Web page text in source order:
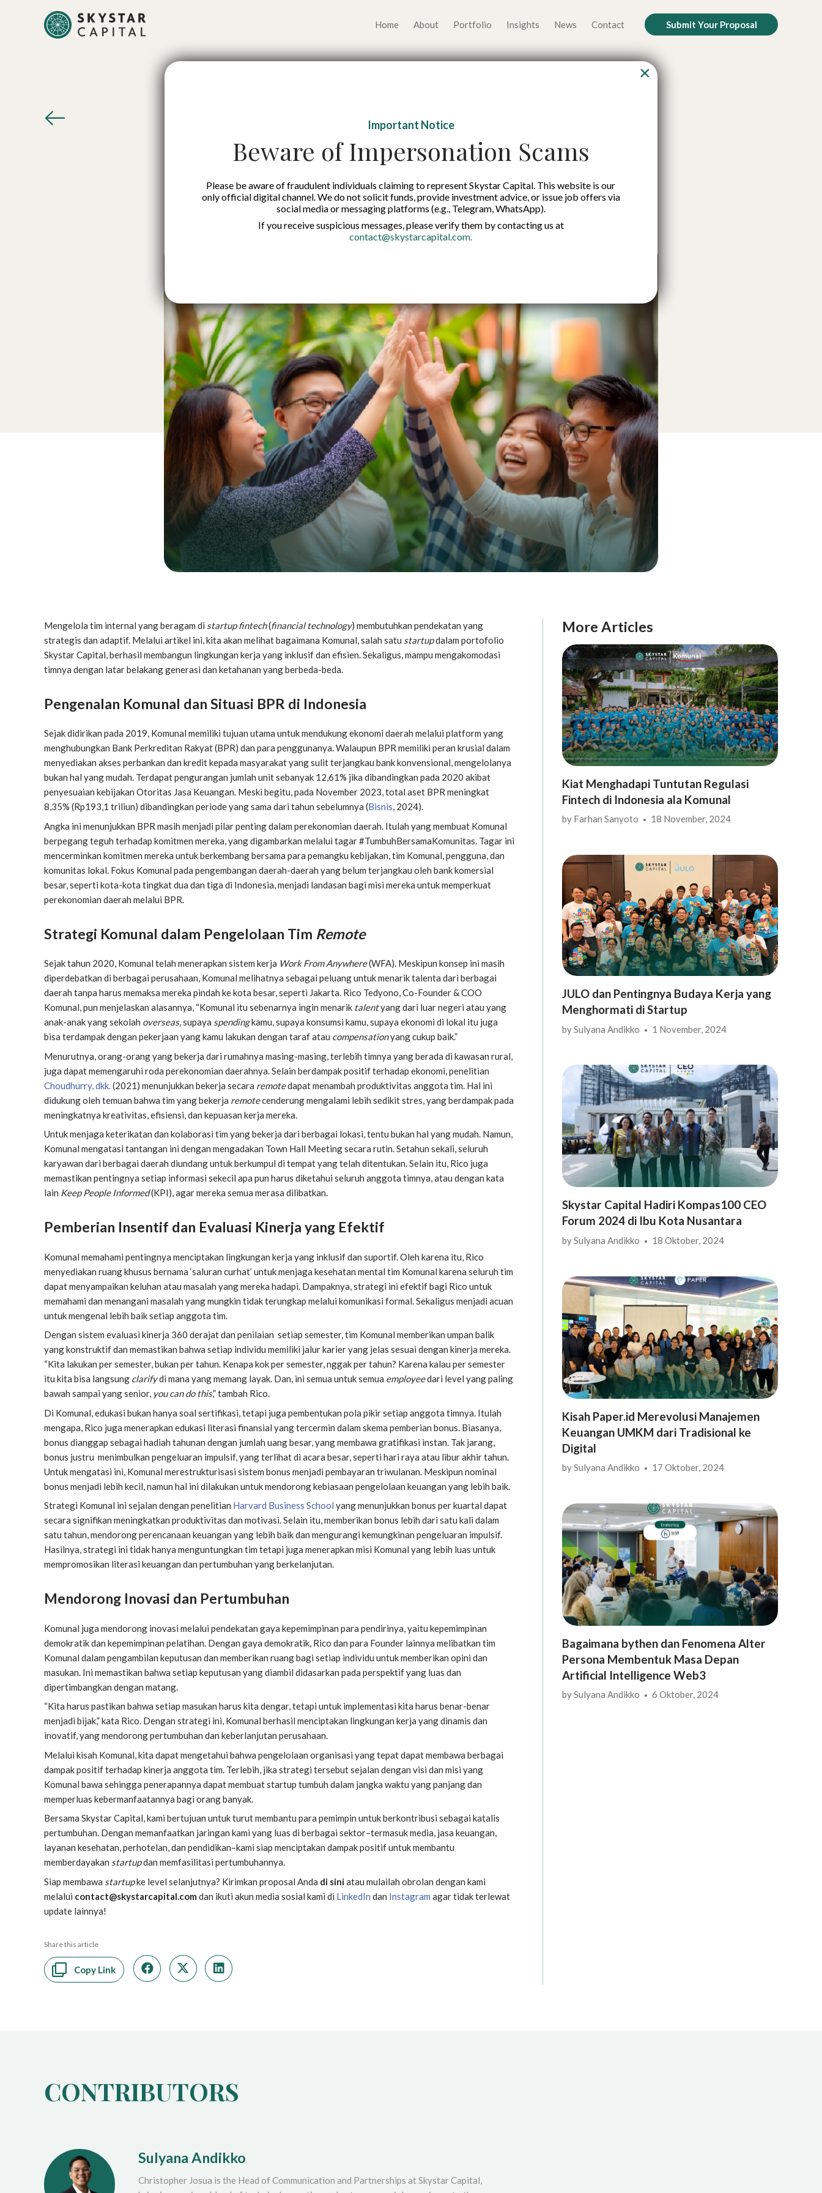
Home About Portfolio Insights News Contact Submit Your Proposal
Pelajari Pengelolaan Tim yang Efektif
ala Komunal untuk Tumbuh Bersama
Published on: 29 Jul 2024
Indonesian
Mengelola tim internal yang beragam di startup fintech(financial technology) membutuhkan pendekatan yang
strategis dan adaptif. Melalui artikel ini, kita akan melihat bagaimana Komunal, salah satu startupdalam portofolio
Skystar Capital, berhasil membangun lingkungan kerja yang inklusif dan efisien. Sekaligus, mampu mengakomodasi
timnya dengan latar belakang generasi dan ketahanan yang berbeda-beda.
Pengenalan Komunal dan Situasi BPR di Indonesia
Sejak didirikan pada 2019, Komunal memiliki tujuan utama untuk mendukung ekonomi daerah melalui platform yang
menghubungkan Bank Perkreditan Rakyat (BPR) dan para penggunanya. Walaupun BPR memiliki peran krusial dalam
menyediakan akses perbankan dan kredit kepada masyarakat yang sulit terjangkau bank konvensional, mengelolanya
bukan hal yang mudah. Terdapat pengurangan jumlah unit sebanyak 12,61% jika dibandingkan pada 2020 akibat
penyesuaian kebijakan Otoritas Jasa Keuangan. Meski begitu, pada November 2023, total aset BPR meningkat
8,35% (Rp193,1 triliun) dibandingkan periode yang sama dari tahun sebelumnya (Bisnis, 2024).
Angka ini menunjukkan BPR masih menjadi pilar penting dalam perekonomian daerah. Itulah yang membuat Komunal
berpegang teguh terhadap komitmen mereka, yang digambarkan melalui tagar #TumbuhBersamaKomunitas. Tagar ini
mencerminkan komitmen mereka untuk berkembang bersama para pemangku kebijakan, tim Komunal, pengguna, dan
komunitas lokal. Fokus Komunal pada pengembangan daerah-daerah yang belum terjangkau oleh bank komersial
besar, seperti kota-kota tingkat dua dan tiga di Indonesia, menjadi landasan bagi misi mereka untuk memperkuat
perekonomian daerah melalui BPR.
Strategi Komunal dalam Pengelolaan Tim Remote
Sejak tahun 2020, Komunal telah menerapkan sistem kerja Work From Anywhere(WFA). Meskipun konsep ini masih
diperdebatkan di berbagai perusahaan, Komunal melihatnya sebagai peluang untuk menarik talenta dari berbagai
daerah tanpa harus memaksa mereka pindah ke kota besar, seperti Jakarta. Rico Tedyono, Co-Founder & COO
Komunal, pun menjelaskan alasannya, “Komunal itu sebenarnya ingin menarik talentyang dari luar negeri atau yang
anak-anak yang sekolah overseas, supaya spendingkamu, supaya konsumsi kamu, supaya ekonomi di lokal itu juga
bisa terdampak dengan pekerjaan yang kamu lakukan dengan taraf atau compensationyang cukup baik.”​
Menurutnya, orang-orang yang bekerja dari rumahnya masing-masing, terlebih timnya yang berada di kawasan rural,
juga dapat memengaruhi roda perekonomian daerahnya. Selain berdampak positif terhadap ekonomi, penelitian
Choudhurry, dkk.(2021) menunjukkan bekerja secara remotedapat menambah produktivitas anggota tim. Hal ini
didukung oleh temuan bahwa tim yang bekerja remotecenderung mengalami lebih sedikit stres, yang berdampak pada
meningkatnya kreativitas, efisiensi, dan kepuasan kerja mereka.
Untuk menjaga keterikatan dan kolaborasi tim yang bekerja dari berbagai lokasi, tentu bukan hal yang mudah. Namun,
Komunal mengatasi tantangan ini dengan mengadakan Town Hall Meeting secara rutin. Setahun sekali, seluruh
karyawan dari berbagai daerah diundang untuk berkumpul di tempat yang telah ditentukan. Selain itu, Rico juga
memastikan pentingnya setiap informasi sekecil apa pun harus diketahui seluruh anggota timnya, atau dengan kata
lain Keep People Informed(KPI), agar mereka semua merasa dilibatkan.
Pemberian Insentif dan Evaluasi Kinerja yang Efektif
Komunal memahami pentingnya menciptakan lingkungan kerja yang inklusif dan suportif. Oleh karena itu, Rico
menyediakan ruang khusus bernama ‘saluran curhat’ untuk menjaga kesehatan mental tim Komunal karena seluruh tim
dapat menyampaikan keluhan atau masalah yang mereka hadapi. Dampaknya, strategi ini efektif bagi Rico untuk
memahami dan menangani masalah yang mungkin tidak terungkap melalui komunikasi formal. Sekaligus menjadi acuan
untuk mengenal lebih baik setiap anggota tim.
Dengan sistem evaluasi kinerja 360 derajat dan penilaian setiap semester, tim Komunal memberikan umpan balik
yang konstruktif dan memastikan bahwa setiap individu memiliki jalur karier yang jelas sesuai dengan kinerja mereka.
“Kita lakukan per semester, bukan per tahun. Kenapa kok per semester, nggak per tahun? Karena kalau per semester
itu kita bisa langsung clarifydi mana yang memang layak. Dan, ini semua untuk semua employeedari level yang paling
bawah sampai yang senior, you can do this,” tambah Rico.
Di Komunal, edukasi bukan hanya soal sertifikasi, tetapi juga pembentukan pola pikir setiap anggota timnya. Itulah
mengapa, Rico juga menerapkan edukasi literasi finansial yang tercermin dalam skema pemberian bonus. Biasanya,
bonus dianggap sebagai hadiah tahunan dengan jumlah uang besar, yang membawa gratifikasi instan. Tak jarang,
bonus justru menimbulkan pengeluaran impulsif, yang terlihat di acara besar, seperti hari raya atau libur akhir tahun.
Untuk mengatasi ini, Komunal merestrukturisasi sistem bonus menjadi pembayaran triwulanan. Meskipun nominal
bonus menjadi lebih kecil, namun hal ini dilakukan untuk mendorong kebiasaan pengelolaan keuangan yang lebih baik.
Strategi Komunal ini sejalan dengan penelitian Harvard Business School yang menunjukkan bonus per kuartal dapat
secara signifikan meningkatkan produktivitas dan motivasi. Selain itu, memberikan bonus lebih dari satu kali dalam
satu tahun, mendorong perencanaan keuangan yang lebih baik dan mengurangi kemungkinan pengeluaran impulsif.
Hasilnya, strategi ini tidak hanya menguntungkan tim tetapi juga menerapkan misi Komunal yang lebih luas untuk
mempromosikan literasi keuangan dan pertumbuhan yang berkelanjutan.
Mendorong Inovasi dan Pertumbuhan
Komunal juga mendorong inovasi melalui pendekatan gaya kepemimpinan para pendirinya, yaitu kepemimpinan
demokratik dan kepemimpinan pelatihan. Dengan gaya demokratik, Rico dan para Founder lainnya melibatkan tim
Komunal dalam pengambilan keputusan dan memberikan ruang bagi setiap individu untuk memberikan opini dan
masukan. Ini memastikan bahwa setiap keputusan yang diambil didasarkan pada perspektif yang luas dan
dipertimbangkan dengan matang.
“Kita harus pastikan bahwa setiap masukan harus kita dengar, tetapi untuk implementasi kita harus benar-benar
menjadi bijak,” kata Rico​​. Dengan strategi ini, Komunal berhasil menciptakan lingkungan kerja yang dinamis dan
inovatif, yang mendorong pertumbuhan dan keberlanjutan perusahaan.
Melalui kisah Komunal, kita dapat mengetahui bahwa pengelolaan organisasi yang tepat dapat membawa berbagai
dampak positif terhadap kinerja anggota tim. Terlebih, jika strategi tersebut sejalan dengan visi dan misi yang
Komunal bawa sehingga penerapannya dapat membuat startup tumbuh dalam jangka waktu yang panjang dan
memperluas kebermanfaatannya bagi orang banyak.
Bersama Skystar Capital, kami bertujuan untuk turut membantu para pemimpin untuk berkontribusi sebagai katalis
pertumbuhan. Dengan memanfaatkan jaringan kami yang luas di berbagai sektor–termasuk media, jasa keuangan,
layanan kesehatan, perhotelan, dan pendidikan–kami siap menciptakan dampak positif untuk membantu
memberdayakan startupdan memfasilitasi pertumbuhannya.
Siap membawa startupke level selanjutnya? Kirimkan proposal Anda di siniatau mulailah obrolan dengan kami
melalui contact@skystarcapital.com dan ikuti akun media sosial kami di LinkedIn dan Instagram agar tidak terlewat
update lainnya!
Share this article
Copy Link
More Articles
Kiat Menghadapi Tuntutan Regulasi
Fintech di Indonesia ala Komunal
by Farhan Sanyoto 18 November, 2024
JULO dan Pentingnya Budaya Kerja yang
Menghormati di Startup
bySulyana Andikko 1 November, 2024
Skystar Capital Hadiri Kompas100 CEO
Forum 2024 di Ibu Kota Nusantara
bySulyana Andikko 18 Oktober, 2024
Kisah Paper.id Merevolusi Manajemen
Keuangan UMKM dari Tradisional ke
Digital
bySulyana Andikko 17 Oktober, 2024
Bagaimana bythen dan Fenomena Alter
Persona Membentuk Masa Depan
Artificial Intelligence Web3
bySulyana Andikko 6 Oktober, 2024
CONTRIBUTORS
Sulyana Andikko
Christopher Josua is the Head of Communication and Partnerships at Skystar Capital,
Important Notice
Beware of Impersonation Scams
Please be aware of fraudulent individuals claiming to represent Skystar Capital. This website is our
only official digital channel. We do not solicit funds, provide investment advice, or issue job offers via
social media or messaging platforms (e.g., Telegram, WhatsApp).
If you receive suspicious messages, please verify them by contacting us at
contact@skystarcapital.com
×